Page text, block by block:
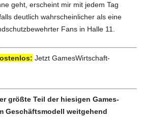
geht, erscheint mir mit jedem Tag
deutlich wahrscheinlicher als eine
Fans in Halle 11.
Jetzt GamesWirtschaft-
größte Teil der hiesigen Games-
Geschäftsmodell weitgehend